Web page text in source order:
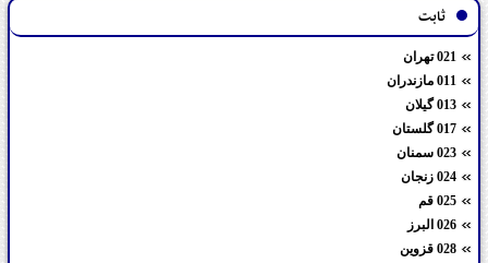
ثابت
021 تهران
011 مازندران
013 گیلان
017 گلستان
023 سمنان
024 زنجان
025 قم
026 البرز
028 قزوین